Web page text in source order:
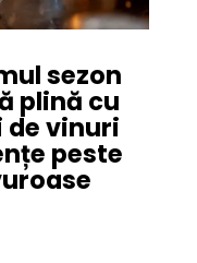
sezon
plină cu
de vinuri
peste